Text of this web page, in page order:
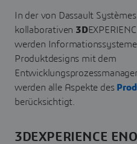
In der von Dassault
kollaborativen 3D
werden
Produktdesigns mit dem
werden alle Aspekte des
berücksichtigt.
3DEXPERIENCE